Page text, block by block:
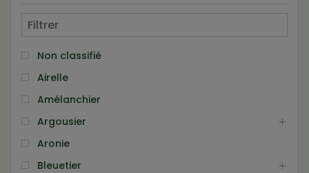
Non classifié
Airelle
Amélanchier
Argousier
Aronie
Bleuetier